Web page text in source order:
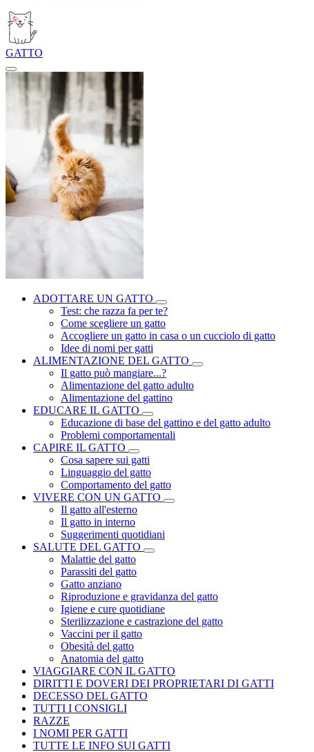
GATTO
ADOTTARE UN GATTO
Test: che razza fa per te?
Come scegliere un gatto
Accogliere un gatto in casa o un cucciolo di gatto
Idee di nomi per gatti
ALIMENTAZIONE DEL GATTO
Il gatto può mangiare...?
Alimentazione del gatto adulto
Alimentazione del gattino
EDUCARE IL GATTO
Educazione di base del gattino e del gatto adulto
Problemi comportamentali
CAPIRE IL GATTO
Cosa sapere sui gatti
Linguaggio del gatto
Comportamento del gatto
VIVERE CON UN GATTO
Il gatto all'esterno
Il gatto in interno
Suggerimenti quotidiani
SALUTE DEL GATTO
Malattie del gatto
Parassiti del gatto
Gatto anziano
Riproduzione e gravidanza del gatto
Igiene e cure quotidiane
Sterilizzazione e castrazione del gatto
Vaccini per il gatto
Obesità del gatto
Anatomia del gatto
VIAGGIARE CON IL GATTO
DIRITTI E DOVERI DEI PROPRIETARI DI GATTI
DECESSO DEL GATTO
TUTTI I CONSIGLI
RAZZE
I NOMI PER GATTI
TUTTE LE INFO SUI GATTI